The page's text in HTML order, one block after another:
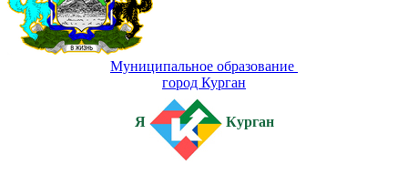
Муниципальное образование
город Курган
Я Курган